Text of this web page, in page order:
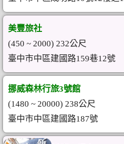
美豐旅社
(450 ~ 2000) 232公尺
臺中市中區建國路159巷12號
挪威森林行旅3號館
(1480 ~ 20000) 238公尺
臺中市中區建國路187號